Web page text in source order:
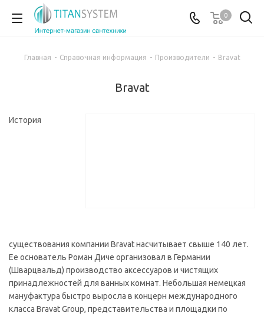
0
Главная - Справочная информация - Производители - Bravat
Bravat
История
существования компании Bravat насчитывает свыше 140 лет.
Ее основатель Роман Диче организовал в Германии
(Шварцвальд) производство аксессуаров и чистящих
принадлежностей для ванных комнат. Небольшая немецкая
мануфактура быстро выросла в концерн международного
класса Bravat Group, представительства и площадки по